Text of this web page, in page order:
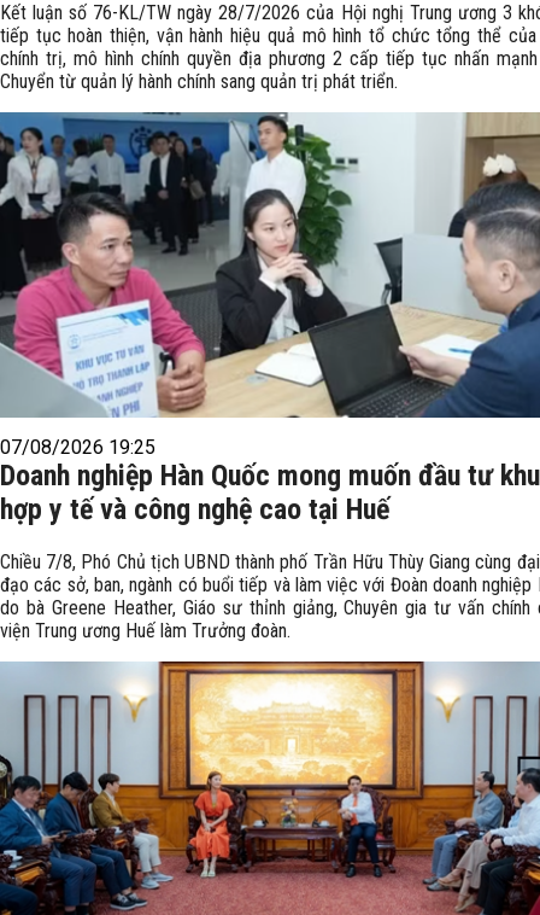
Kết luận số 76-KL/TW ngày 28/7/2026 của Hội nghị Trung ương 3
tiếp tục hoàn thiện, vận hành hiệu quả mô hình tổ chức tổng thể
chính trị, mô hình chính quyền địa phương 2 cấp tiếp tục nhấn
Chuyển từ quản lý hành chính sang quản trị phát triển.
07/08/2026 19:25
Doanh nghiệp Hàn Quốc mong muốn đầu tư
hợp y tế và công nghệ cao tại Huế
Chiều 7/8, Phó Chủ tịch UBND thành phố Trần Hữu Thùy Giang cùng
đạo các sở, ban, ngành có buổi tiếp và làm việc với Đoàn doanh nghiệp
do bà Greene Heather, Giáo sư thỉnh giảng, Chuyên gia tư vấn chính
viện Trung ương Huế làm Trưởng đoàn.